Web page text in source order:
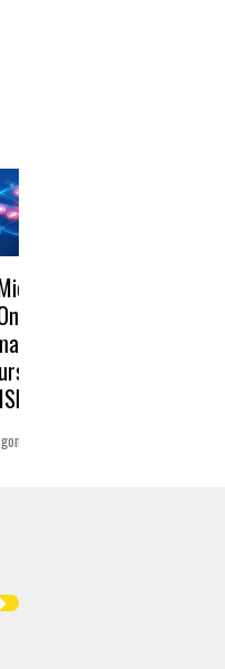
et
proposent
aux
Microsoft